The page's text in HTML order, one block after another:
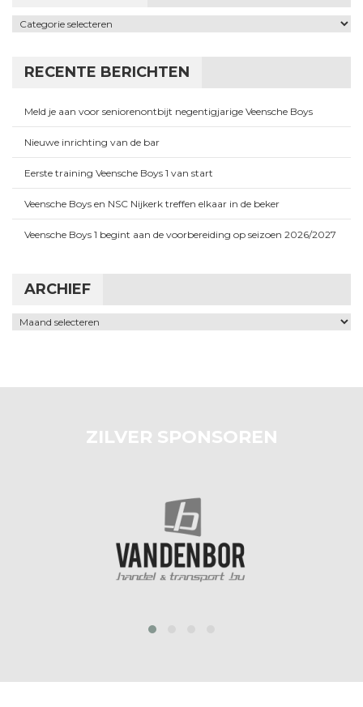
Categorieën
RECENTE BERICHTEN
Meld je aan voor seniorenontbijt negentigjarige Veensche Boys
Nieuwe inrichting van de bar
Eerste training Veensche Boys 1 van start
Veensche Boys en NSC Nijkerk treffen elkaar in de beker
Veensche Boys 1 begint aan de voorbereiding op seizoen 2026/2027
ARCHIEF
Archief
ZILVER SPONSOREN
prev